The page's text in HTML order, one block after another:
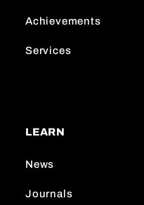
Achievements
Services
LEARN
News
Journals